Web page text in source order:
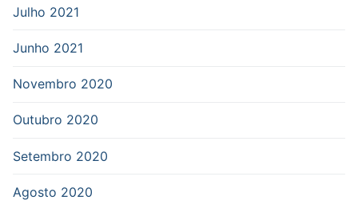
Julho 2021
Junho 2021
Novembro 2020
Outubro 2020
Setembro 2020
Agosto 2020